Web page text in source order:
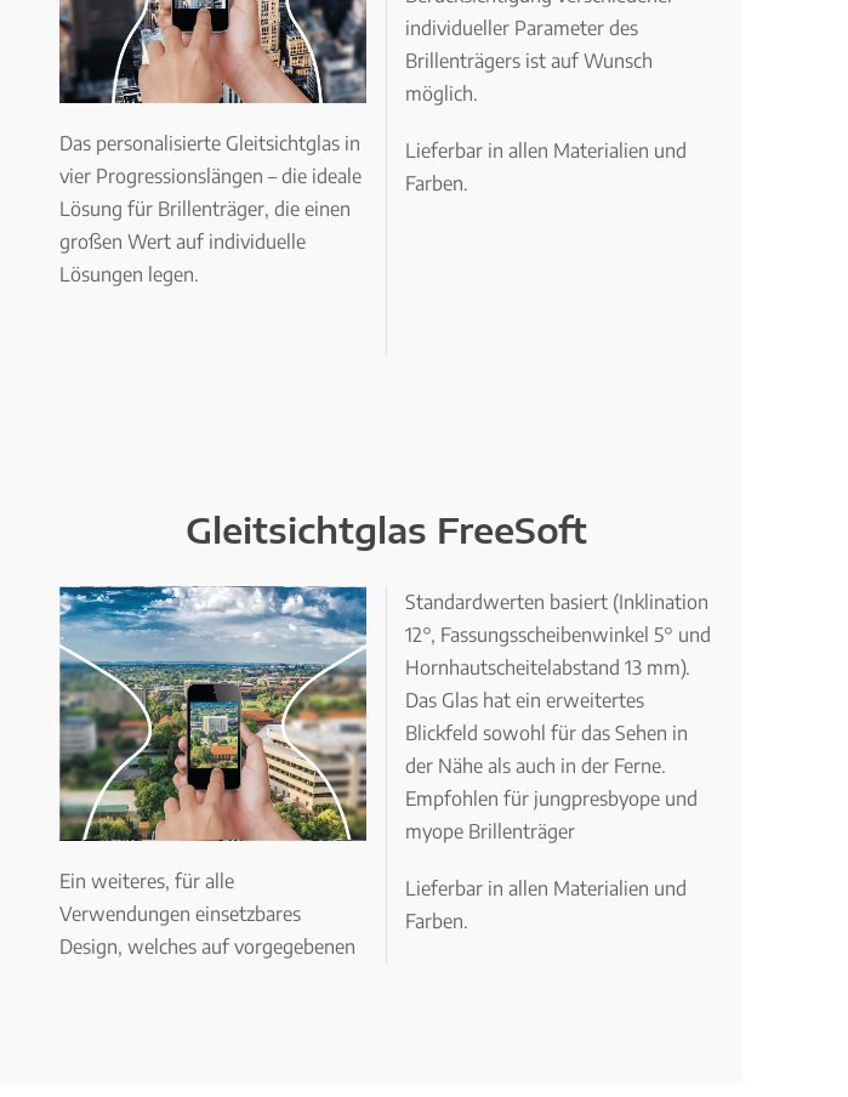
Das personalisierte Gleitsichtglas in
vier Progressionslängen – die ideale
Lösung für Brillenträger, die einen
großen Wert auf individuelle
Lösungen legen.
individueller Parameter des
Brillenträgers ist auf Wunsch
möglich.
Lieferbar in allen Materialien und
Farben.
Gleitsichtglas FreeSoft
Ein weiteres, für alle
Verwendungen einsetzbares
Design, welches auf vorgegebenen
Standardwerten basiert (Inklination
12°, Fassungsscheibenwinkel 5° und
Hornhautscheitelabstand 13 mm).
Das Glas hat ein erweitertes
Blickfeld sowohl für das Sehen in
der Nähe als auch in der Ferne.
Empfohlen für jungpresbyope und
myope Brillenträger
Lieferbar in allen Materialien und
Farben.